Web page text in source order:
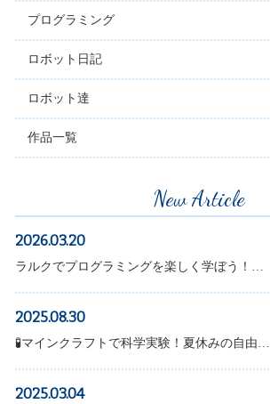
プログラミング
ロボット日記
ロボット達
作品一覧
New Article
2026.03.20
ラルクでプログラミングを楽しく学ぼう！…
2025.08.30
🧪マインクラフトで科学実験！夏休みの自由…
2025.03.04